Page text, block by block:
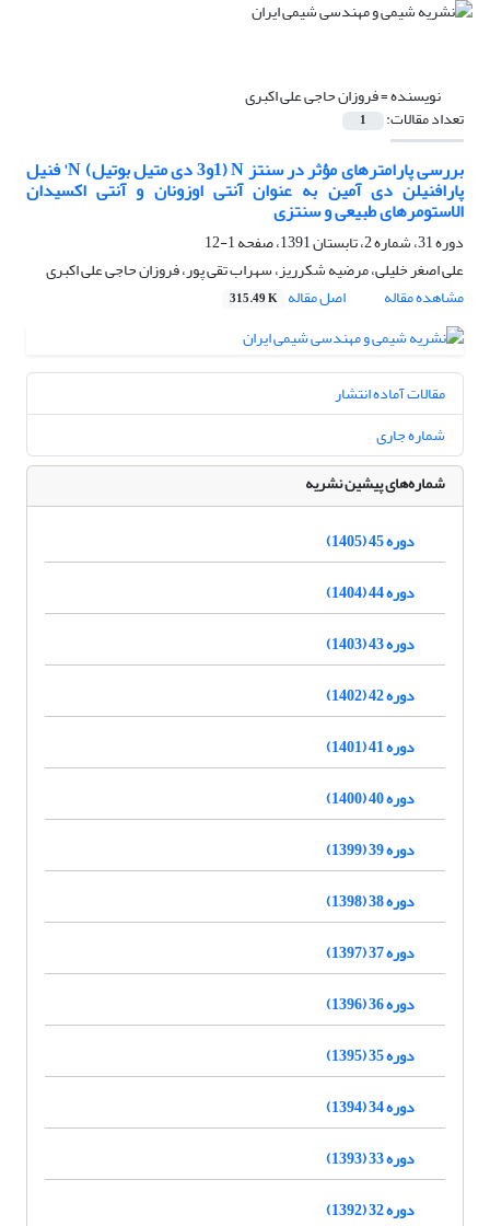
نویسنده =فروزان حاجی علی اکبری
تعداد مقالات: 1
بررسی پارامترهای مؤثر در سنتز N (1و3 دی متیل بوتیل) N' فنیل
پارافنیلن دی آمین به عنوان آنتی اوزونان و آنتی اکسیدان
الاستومرهای طبیعی و سنتزی
دوره 31، شماره 2، تابستان 1391، صفحه
1-12
علی اصغر خلیلی، مرضیه شکرریز، سهراب تقی پور، فروزان حاجی علی اکبری
مشاهده مقاله
اصل مقاله 315.49 K
مقالات آماده انتشار
شماره جاری
شماره‌های پیشین نشریه
دوره 45 (1405)
دوره 44 (1404)
دوره 43 (1403)
دوره 42 (1402)
دوره 41 (1401)
دوره 40 (1400)
دوره 39 (1399)
دوره 38 (1398)
دوره 37 (1397)
دوره 36 (1396)
دوره 35 (1395)
دوره 34 (1394)
دوره 33 (1393)
دوره 32 (1392)